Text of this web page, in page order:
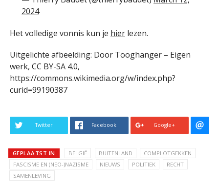
2024
Het volledige vonnis kun je hier lezen.
Uitgelichte afbeelding: Door Tooghanger – Eigen
werk, CC BY-SA 4.0,
https://commons.wikimedia.org/w/index.php?
curid=99190387
Twitter Facebook Google+
GEPLAATST IN BELGIË BUITENLAND
COMPLOTGEKKEN
FASCISME EN (NEO-)NAZISME
NIEUWS POLITIEK
RECHT
SAMENLEVING